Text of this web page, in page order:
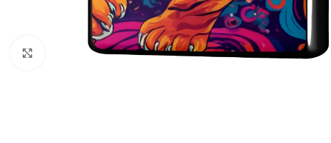
デザインジッポー（一覧）
クリックして拡大